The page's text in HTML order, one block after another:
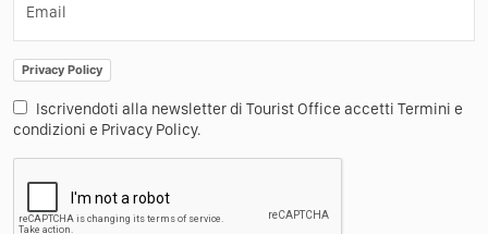
Email
Privacy Policy
Iscrivendoti alla newsletter di Tourist Office accetti Termini e
condizioni e Privacy Policy.